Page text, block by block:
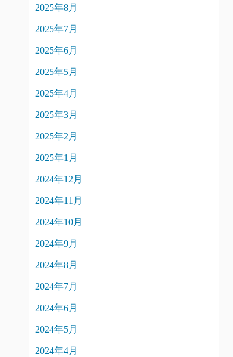
2025年8月
2025年7月
2025年6月
2025年5月
2025年4月
2025年3月
2025年2月
2025年1月
2024年12月
2024年11月
2024年10月
2024年9月
2024年8月
2024年7月
2024年6月
2024年5月
2024年4月